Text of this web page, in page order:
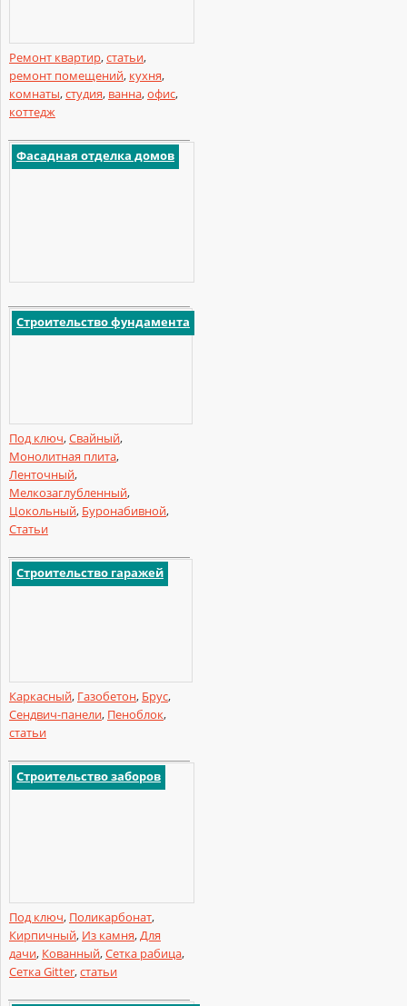
Ремонт квартир,статьи,
ремонт помещений, кухня,
комнаты,студия, ванна,офис,
коттедж
Фасадная отделка домов
Строительство фундамента
Под ключ,Свайный,
Монолитная плита,
Ленточный,
Мелкозаглубленный,
Цокольный, Буронабивной,
Статьи
Строительство гаражей
Каркасный, Газобетон, Брус,
Сендвич-панели, Пеноблок,
статьи
Строительство заборов
Под ключ, Поликарбонат,
Кирпичный, Из камня,Для
дачи, Кованный,Сетка рабица,
Сетка Gitter,статьи